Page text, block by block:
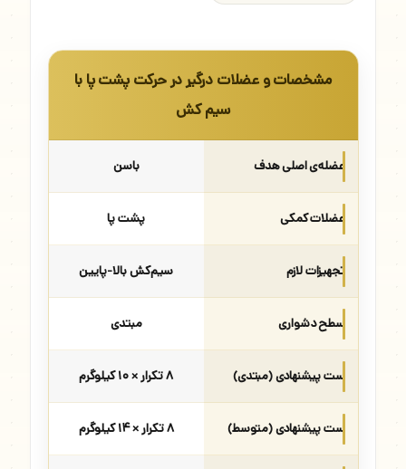
مشخصات و عضلات درگیر در حرکت پشت پا با
سیم کش
عضله‌ی اصلی هدف باسن
عضلات کمکی پشت پا
تجهیزات لازم سیم‌کش بالا-پایین
سطح دشواری مبتدی
ست پیشنهادی (مبتدی) ۸ تکرار × ۱۰ کیلوگرم
ست پیشنهادی (متوسط) ۸ تکرار × ۱۴ کیلوگرم